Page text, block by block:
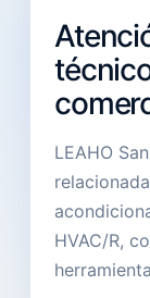
LEAHO
HVAC/R,